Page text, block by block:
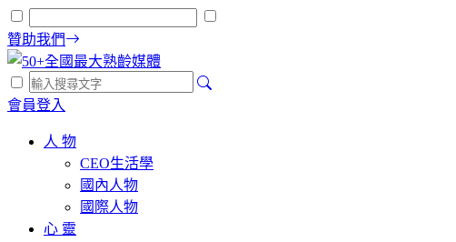
贊助我們
會員登入
人 物
CEO生活學
國內人物
國際人物
心 靈